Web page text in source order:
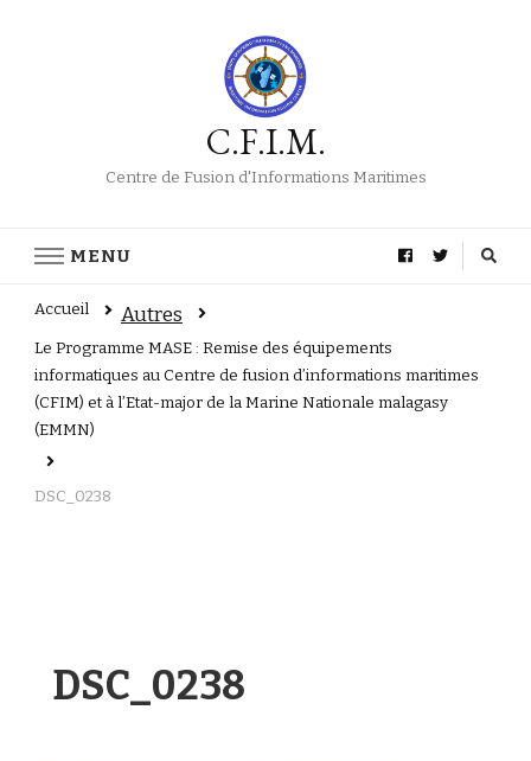
C.F.I.M.
Centre de Fusion d'Informations Maritimes
MENU
Accueil Autres
Le Programme MASE : Remise des équipements
informatiques au Centre de fusion d’informations maritimes
(CFIM) et à l’Etat-major de la Marine Nationale malagasy
(EMMN)
DSC_0238
DSC_0238